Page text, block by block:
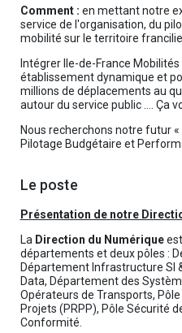
Comment : en mettant notre
service de l'organisation, du
mobilité sur le territoire
Intégrer Ile-de-France Mobilités
établissement dynamique et
millions de déplacements au
autour du service public …. Ça
Nous recherchons notre futur
Pilotage Budgétaire et
Le poste
Présentation de notre
La Direction du Numériqueest
départements et deux pôles :
Département Infrastructure SI
Data, Département des
Opérateurs de Transports,
Projets (PRPP), Pôle Sécurité
Conformité.